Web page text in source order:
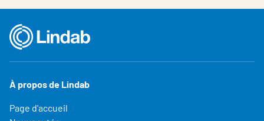
À propos de Lindab
Page d'accueil